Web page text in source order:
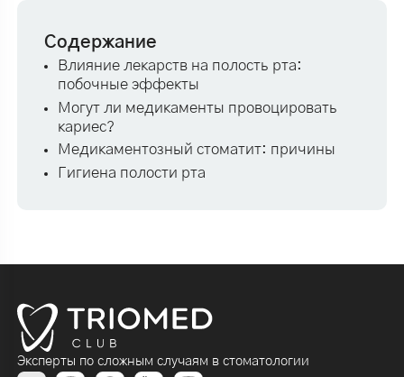
Содержание
Влияние лекарств на полость рта:
побочные эффекты
Могут ли медикаменты провоцировать
кариес?
Медикаментозный стоматит: причины
Гигиена полости рта
Эксперты по сложным случаям в стоматологии